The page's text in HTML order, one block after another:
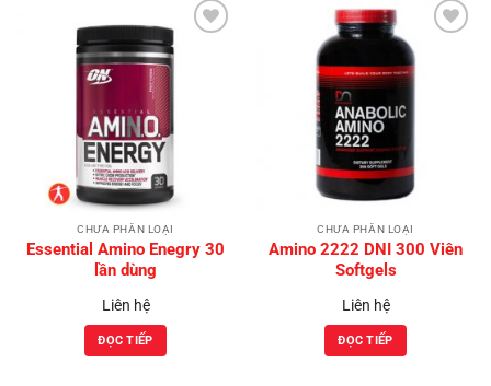
CHƯA PHÂN LOẠI
Essential Amino Enegry 30
lần dùng
Liên hệ
ĐỌC TIẾP
CHƯA PHÂN LOẠI
Amino 2222 DNI 300 Viên
Softgels
Liên hệ
ĐỌC TIẾP